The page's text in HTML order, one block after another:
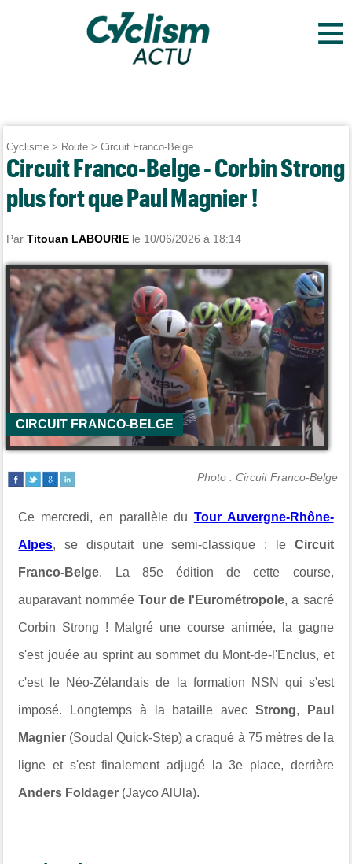
≡
Cyclisme > Route >Circuit Franco-Belge
Circuit Franco-Belge - Corbin Strong
plus fort que Paul Magnier !
ParTitouan LABOURIE le 10/06/2026 à 18:14
CIRCUIT FRANCO-BELGE
Photo : Circuit Franco-Belge
Ce mercredi, en parallèle du Tour Auvergne-Rhône-
Alpes, se disputait une semi-classique : le Circuit
Franco-Belge. La 85e édition de cette course,
auparavant nommée Tour de l'Eurométropole, a sacré
Corbin Strong ! Malgré une course animée, la gagne
s'est jouée au sprint au sommet du Mont-de-l'Enclus, et
c'est le Néo-Zélandais de la formation NSN qui s'est
imposé. Longtemps à la bataille avec Strong, Paul
Magnier (Soudal Quick-Step) a craqué à 75 mètres de la
ligne et s'est finalement adjugé la 3e place, derrière
Anders Foldager (Jayco AlUla).